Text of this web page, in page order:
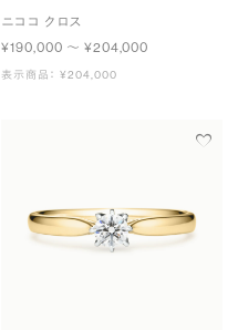
ニココ クロス
¥190,000 〜 ¥204,000
表示商品： ¥204,000